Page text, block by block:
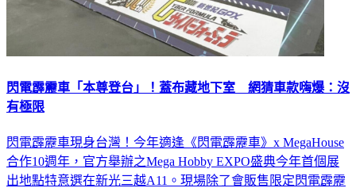
閃電霹靂車「本尊登台」！蓋布藏地下室 網猜車款嗨爆：沒
有極限
閃電霹靂車現身台灣！今年適逢《閃電霹靂車》x MegaHouse
合作10週年，官方舉辦之Mega Hobby EXPO盛典今年首個展
出地點特意選在新光三越A11。現場除了會販售限定閃電霹靂